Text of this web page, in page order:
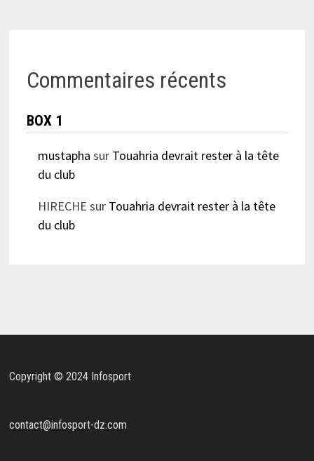
Commentaires récents
BOX 1
mustapha sur Touahria devrait rester à la tête
du club
HIRECHE sur Touahria devrait rester à la tête
du club
Copyright © 2024 Infosport
contact@infosport-dz.com